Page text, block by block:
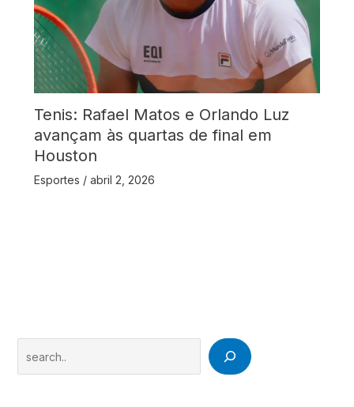
Tenis: Rafael Matos e Orlando Luz
avançam às quartas de final em
Houston
Esportes / abril 2, 2026